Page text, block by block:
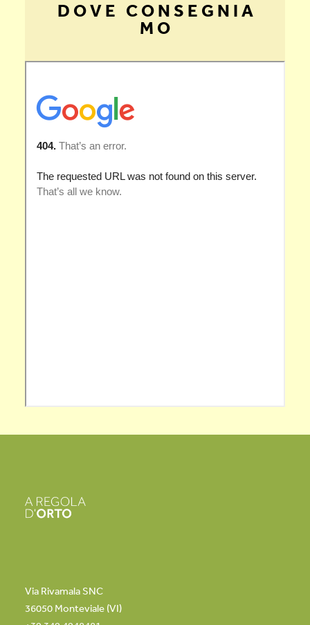
D O V E C O N S E G N I A
M O
Via Rivamala SNC
36050 Monteviale (VI)